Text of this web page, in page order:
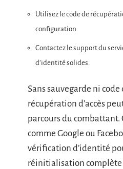
Utilisez le code de
configuration.
Contactez le support du
d’identité solides.
Sans sauvegarde ni code
récupération d’accès
parcours du combattant.
comme Google ou
vérification d’identité
réinitialisation complète